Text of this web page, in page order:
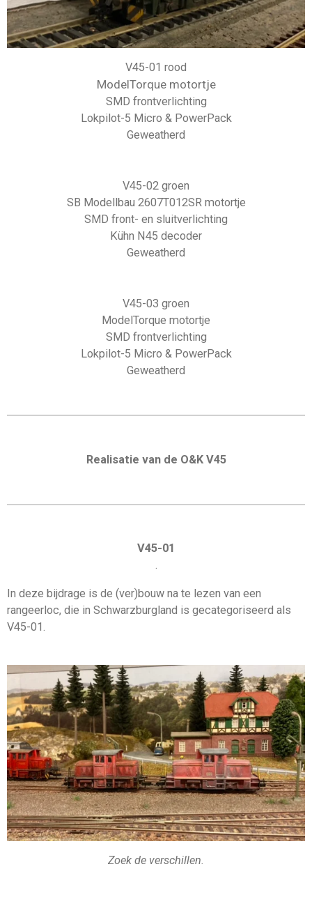
V45-01 rood
ModelTorque motortje
SMD frontverlichting
Lokpilot-5 Micro & PowerPack
Geweatherd
V45-02 groen
SB Modellbau 2607T012SR motortje
SMD front- en sluitverlichting
Kühn N45 decoder
Geweatherd
V45-03 groen
ModelTorque motortje
SMD frontverlichting
Lokpilot-5 Micro & PowerPack
Geweatherd
Realisatie van de O&K V45
V45-01
.
In deze bijdrage is de (ver)bouw na te lezen van een
rangeerloc, die in Schwarzburgland is gecategoriseerd als
V45-01.
Zoek de verschillen.